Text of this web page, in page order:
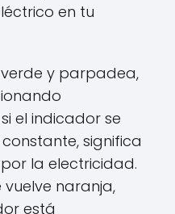
en tu
y parpadea,
el indicador se
significa
la electricidad.
vuelve naranja,
está